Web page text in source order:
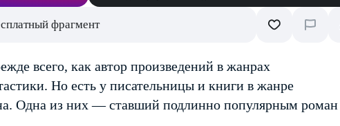
фрагмент
всего, как автор произведений в жанрах
Но есть у писательницы и книги в жанре
Одна из них — ставший подлинно популярным роман